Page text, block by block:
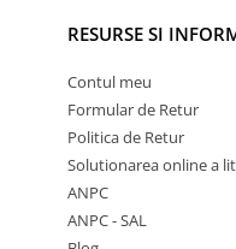
RESURSE SI
Contul meu
Formular de Retur
Politica de Retur
Solutionarea online a
ANPC
ANPC - SAL